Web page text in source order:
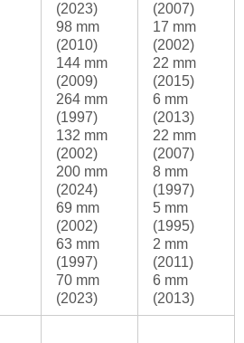
(2023)
98 mm
(2010)
144 mm
(2009)
264 mm
(1997)
132 mm
(2002)
200 mm
(2024)
69 mm
(2002)
63 mm
(1997)
70 mm
(2023)
(2007)
17 mm
(2002)
22 mm
(2015)
6 mm
(2013)
22 mm
(2007)
8 mm
(1997)
5 mm
(1995)
2 mm
(2011)
6 mm
(2013)